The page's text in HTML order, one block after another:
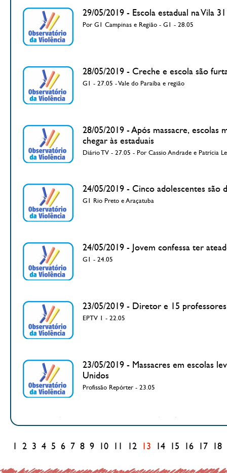
29/05/2019 - Escola estadual na Vila
Por G1 Campinas e Região - G1 - 28.05
28/05/2019 - Creche e escola são
G1 - 27.05 - Vale do Paraíba e região
28/05/2019 - Após massacre, escolas
chegar às estaduais
Diário TV - 27.05 - Por Cassio Andrade e Patrícia
24/05/2019 - Cinco adolescentes são
G1 Rio Preto e Araçatuba
24/05/2019 - Jovem confessa ter
G1 - 24.05
23/05/2019 - Diretor e 15 professores
EPTV 1 - 22.05
23/05/2019 - Massacres em escolas
Unidos
Profissão Repórter - 23.05
2 3 4 5 6 7 8 9 10 12 13 14 15 16 17 18